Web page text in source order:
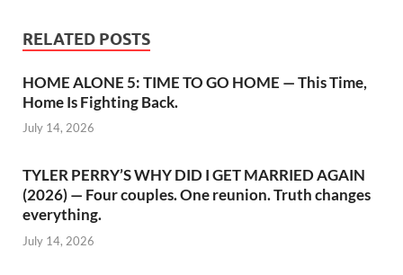
RELATED POSTS
HOME ALONE 5: TIME TO GO HOME — This Time,
Home Is Fighting Back.
July 14, 2026
TYLER PERRY’S WHY DID I GET MARRIED AGAIN
(2026) — Four couples. One reunion. Truth changes
everything.
July 14, 2026